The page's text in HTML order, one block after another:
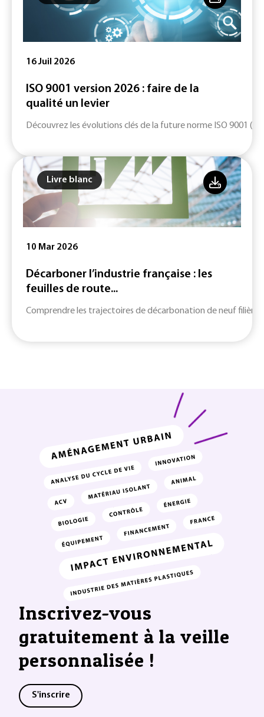
16 Juil 2026
ISO 9001 version 2026 : faire de la
qualité un levier
Découvrez les évolutions clés de la future norme ISO 9001
Livre blanc
10 Mar 2026
Décarboner l’industrie française : les
feuilles de route...
Comprendre les trajectoires de décarbonation de neuf
Inscrivez-vous
gratuitement à la veille
personnalisée !
S'inscrire